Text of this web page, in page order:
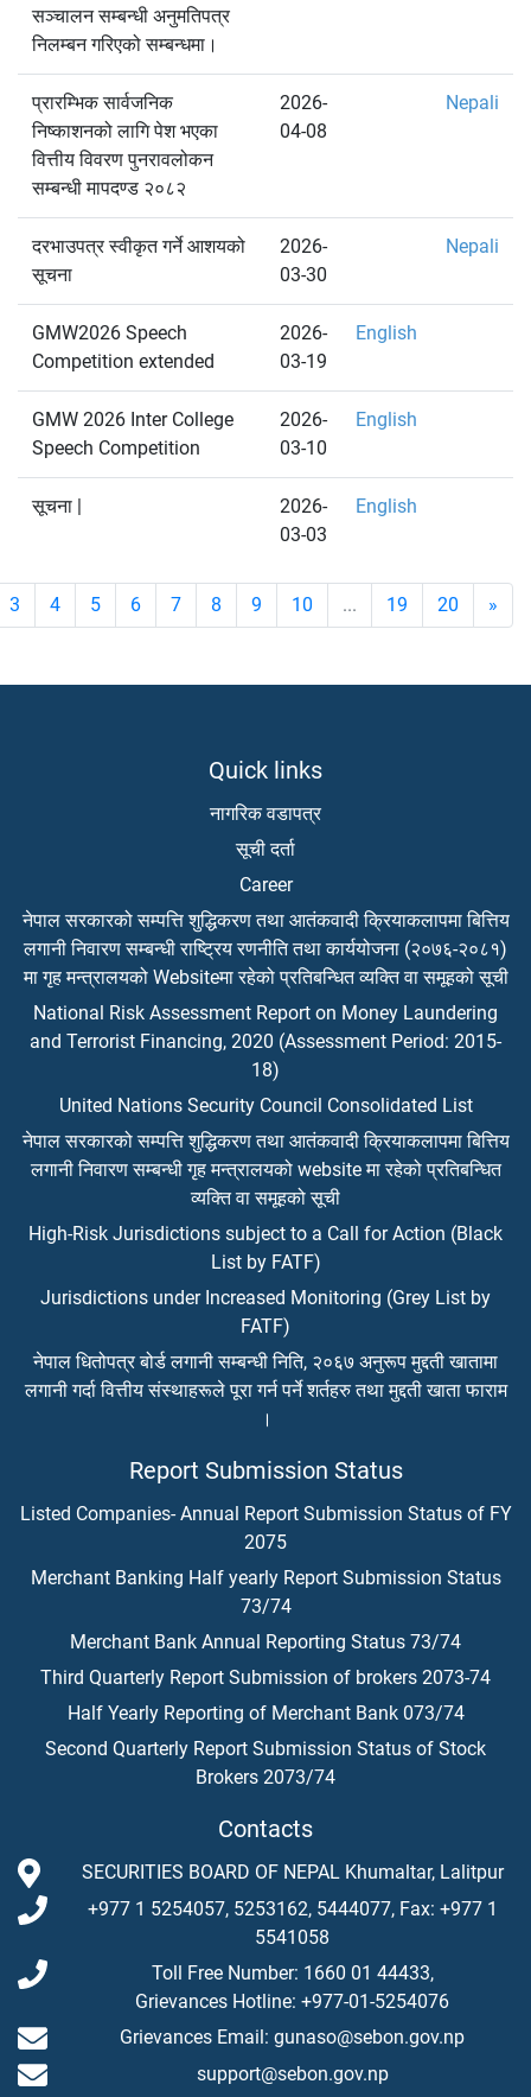
सञ्चालन सम्बन्धी अनुमतिपत्र
निलम्बन गरिएको सम्बन्धमा।
प्रारम्भिक सार्वजनिक
निष्काशनको लागि पेश भएका
वित्तीय विवरण पुनरावलोकन
सम्बन्धी मापदण्ड २०८२
2026-
04-08
Nepali
दरभाउपत्र स्वीकृत गर्ने आशयको
सूचना
2026-
03-30
Nepali
GMW2026 Speech
Competition extended
2026-
03-19
English
GMW 2026 Inter College
Speech Competition
2026-
03-10
English
सूचना |
2026-
03-03
English
3 4 5 6 7 8 9 10 ... 19 20 »
Quick links
नागरिक वडापत्र
सूची दर्ता
Career
नेपाल सरकारको सम्पत्ति शुद्धिकरण तथा आतंकवादी क्रियाकलापमा बित्तिय
लगानी निवारण सम्बन्धी राष्ट्रिय रणनीति तथा कार्ययोजना (२०७६-२०८१)
मा गृह मन्त्रालयको Websiteमा रहेको प्रतिबन्धित व्यक्ति वा समूहको सूची
National Risk Assessment Report on Money Laundering
and Terrorist Financing, 2020 (Assessment Period: 2015-
18)
United Nations Security Council Consolidated List
नेपाल सरकारको सम्पत्ति शुद्धिकरण तथा आतंकवादी क्रियाकलापमा बित्तिय
लगानी निवारण सम्बन्धी गृह मन्त्रालयको website मा रहेको प्रतिबन्धित
व्यक्ति वा समूहको सूची
High-Risk Jurisdictions subject to a Call for Action (Black
List by FATF)
Jurisdictions under Increased Monitoring (Grey List by
FATF)
नेपाल धितोपत्र बोर्ड लगानी सम्बन्धी निति, २०६७ अनुरूप मुद्दती खातामा
लगानी गर्दा वित्तीय संस्थाहरूले पूरा गर्न पर्ने शर्तहरु तथा मुद्दती खाता फाराम
।
Report Submission Status
Listed Companies- Annual Report Submission Status of FY
2075
Merchant Banking Half yearly Report Submission Status
73/74
Merchant Bank Annual Reporting Status 73/74
Third Quarterly Report Submission of brokers 2073-74
Half Yearly Reporting of Merchant Bank 073/74
Second Quarterly Report Submission Status of Stock
Brokers 2073/74
Contacts
SECURITIES BOARD OF NEPAL Khumaltar, Lalitpur
+977 1 5254057, 5253162, 5444077, Fax: +977 1
5541058
Toll Free Number: 1660 01 44433,
Grievances Hotline: +977-01-5254076
Grievances Email: gunaso@sebon.gov.np
support@sebon.gov.np